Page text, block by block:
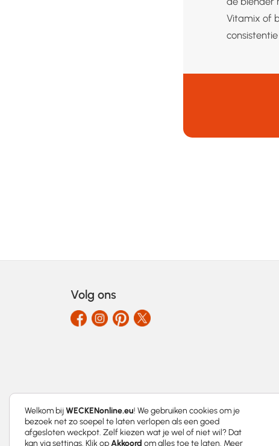
Vitamix of
Volg ons
Welkom bijWECKENonline.eu! We gebruiken cookies om je
bezoek net zo soepel te laten verlopen als een goed
afgesloten weckpot. Zelf kiezen wat je wel of niet wil? Dat
kan viasettings. Klik opAkkoord om alles toe te laten. Meer